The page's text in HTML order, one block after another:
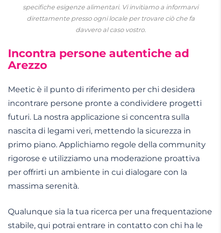
specifiche esigenze alimentari. Vi invitiamo a informarvi
direttamente presso ogni locale per trovare ciò che fa
davvero al caso vostro.
Incontra persone autentiche ad
Arezzo
Meetic è il punto di riferimento per chi desidera
incontrare persone pronte a condividere progetti
futuri. La nostra applicazione si concentra sulla
nascita di legami veri, mettendo la sicurezza in
primo piano. Applichiamo regole della community
rigorose e utilizziamo una moderazione proattiva
per offrirti un ambiente in cui dialogare con la
massima serenità.
Qualunque sia la tua ricerca per una frequentazione
stabile, qui potrai entrare in contatto con chi ha le